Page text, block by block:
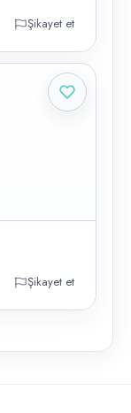
Şikayet et
Şikayet et